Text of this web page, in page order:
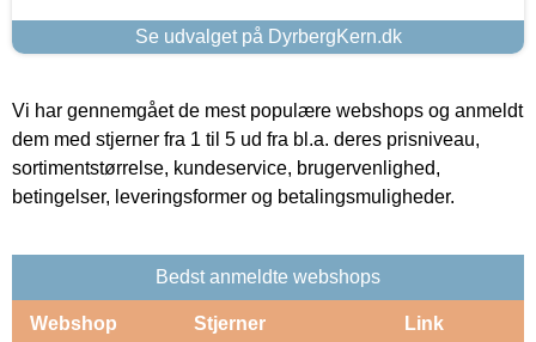
Se udvalget på DyrbergKern.dk
Vi har gennemgået de mest populære webshops og anmeldt
dem med stjerner fra 1 til 5 ud fra bl.a. deres prisniveau,
sortimentstørrelse, kundeservice, brugervenlighed,
betingelser, leveringsformer og betalingsmuligheder.
Bedst anmeldte webshops
Webshop Stjerner Link